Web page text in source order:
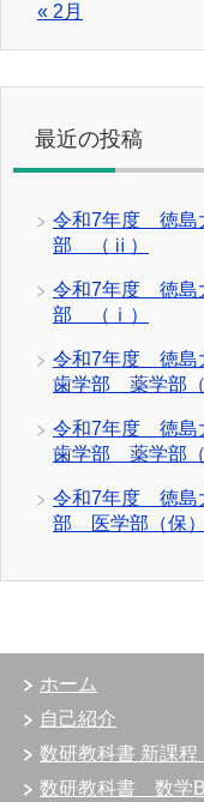
« 2月
最近の投稿
令和7年度 徳
部 （ⅱ）
令和7年度 徳
部 （ⅰ）
令和7年度 徳
歯学部 薬学部
令和7年度 徳
歯学部 薬学部
令和7年度 徳
部 医学部（保
ホーム
自己紹介
数研教科書 新課
数研教科書 数学